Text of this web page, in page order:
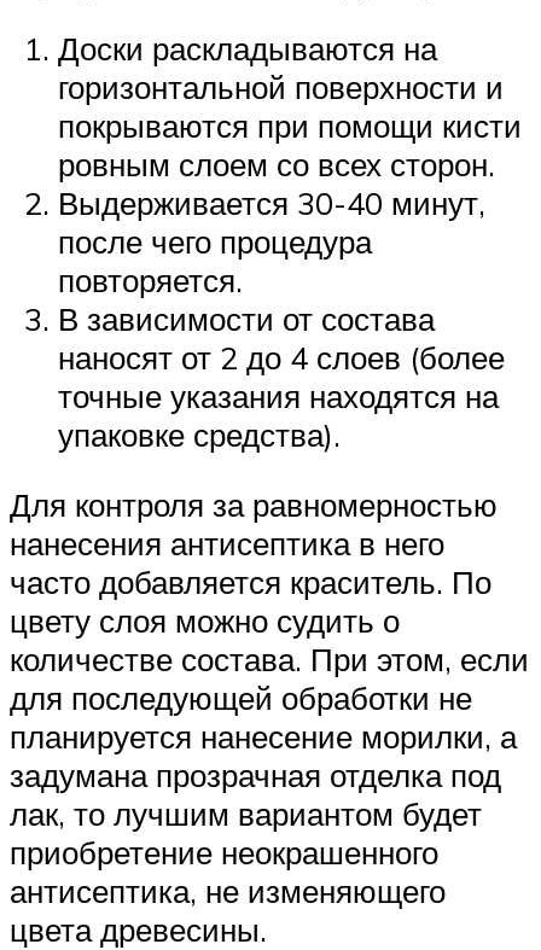
Доски раскладываются на
горизонтальной поверхности и
покрываются при помощи кисти
ровным слоем со всех сторон.
Выдерживается 30-40 минут,
после чего процедура
повторяется.
В зависимости от состава
наносят от 2 до 4 слоев (более
точные указания находятся на
упаковке средства).
Для контроля за равномерностью
нанесения антисептика в него
часто добавляется краситель. По
цвету слоя можно судить о
количестве состава. При этом, если
для последующей обработки не
планируется нанесение морилки, а
задумана прозрачная отделка под
лак, то лучшим вариантом будет
приобретение неокрашенного
антисептика, не изменяющего
цвета древесины.